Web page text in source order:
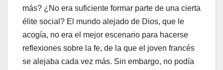
más? ¿No era suficiente formar parte de una cierta
élite social? El mundo alejado de Dios, que le
acogía, no era el mejor escenario para hacerse
reflexiones sobre la fe, de la que el joven francés
se alejaba cada vez más. Sin embargo, no podía